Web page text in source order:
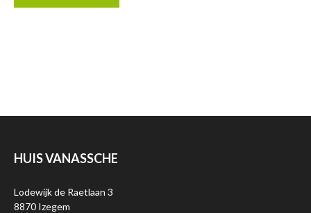
HUIS VANASSCHE
Lodewijk de Raetlaan 3
8870 Izegem